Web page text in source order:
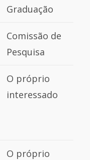
Graduação
Comissão de
Pesquisa
O próprio
interessado
O próprio